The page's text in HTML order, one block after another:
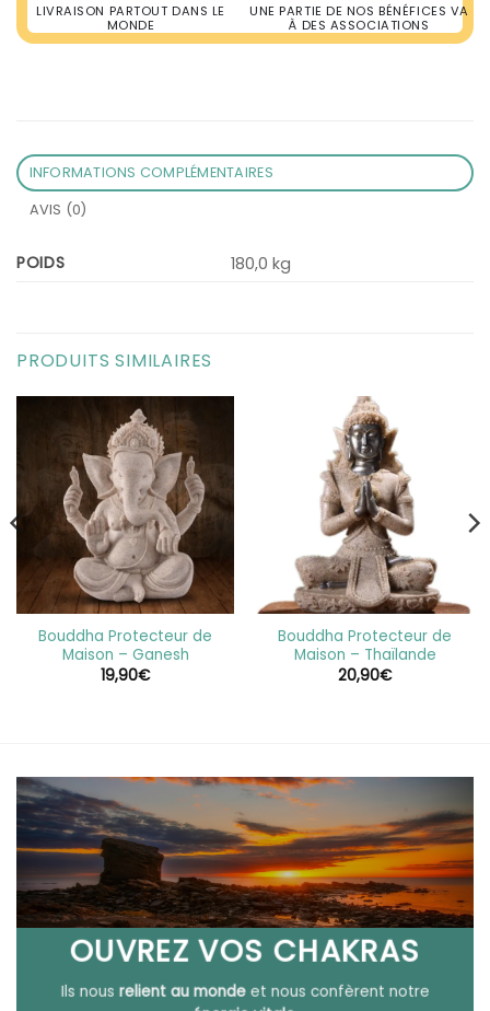
LIVRAISON PARTOUT DANS LE
MONDE
UNE PARTIE DE NOS BÉNÉFICES VA
À DES ASSOCIATIONS
INFORMATIONS COMPLÉMENTAIRES
AVIS (0)
POIDS 180,0 kg
PRODUITS SIMILAIRES
Bouddha Protecteur de
Maison – Ganesh
19,90€
Bouddha Protecteur de
Maison – Thaïlande
20,90€
OUVREZ VOS CHAKRAS
Ils nous relient au mondeet nous confèrent notre